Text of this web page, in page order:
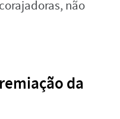
não
da